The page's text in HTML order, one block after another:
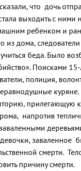
что дочь
выходить с ними
ребенком и
из дома,
беда. Было
Поисками
полиция,
прилегающую
напротив
заваленное
смерти.
причину смерти.